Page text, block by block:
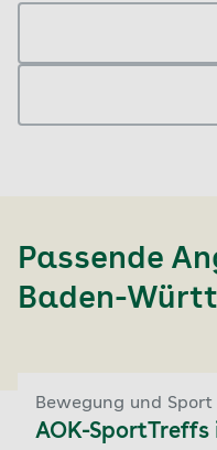
AOK
Telefon: 0711 6525
AOK
Hilfsmittelbudget
Passende
Baden-
Bewegung und
AOK-SportTreffs